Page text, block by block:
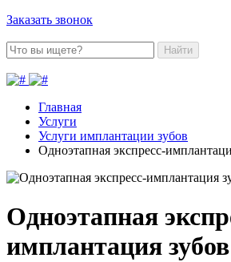
Заказать звонок
Найти
Главная
Услуги
Услуги имплантации зубов
Одноэтапная экспресс-
Одноэтапная
имплантация зубов